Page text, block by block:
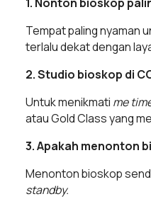
Tempat paling nyaman
terlalu dekat dengan
2. Studio bioskop di
Untuk menikmati me
atau Gold Class yang
3. Apakah menonton
Menonton bioskop
standby.